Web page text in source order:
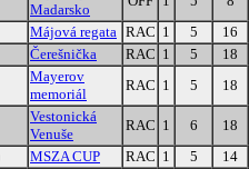
Madarsko
Májová regata RAC 1 5
16
Čerešnička RAC 1 5
18
Mayerov
memoriál
RAC 1 5 18
Vestonická
Venuše
RAC 1 6
18
MSZA CUP RAC 1 5 14